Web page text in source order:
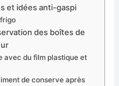
et idées anti-gaspi
des boîtes de
avec du film plastique et
de conserve après